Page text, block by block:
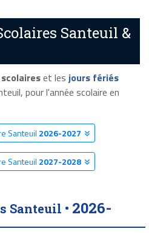
Santeuil &
et les jours fériés
pour l'année scolaire en
Santeuil 2026-2027
Santeuil 2027-2028
Santeuil • 2026-